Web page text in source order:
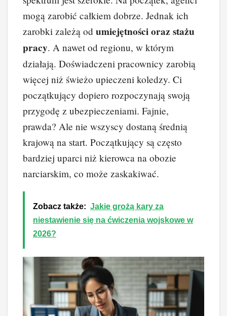
mogą zarobić całkiem dobrze. Jednak ich
zarobki zależą od umiejętności oraz stażu
pracy. A nawet od regionu, w którym
działają. Doświadczeni pracownicy zarobią
więcej niż świeżo upieczeni koledzy. Ci
początkujący dopiero rozpoczynają swoją
przygodę z ubezpieczeniami. Fajnie,
prawda? Ale nie wszyscy dostaną średnią
krajową na start. Początkujący są często
bardziej uparci niż kierowca na obozie
narciarskim, co może zaskakiwać.
Zobacz także: Jakie grożą kary za
niestawienie się na ćwiczenia wojskowe w
2026?